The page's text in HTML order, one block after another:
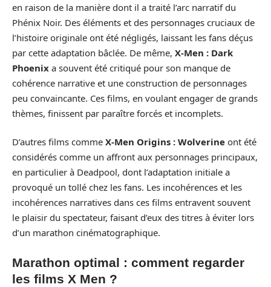
en raison de la manière dont il a traité l’arc narratif du
Phénix Noir. Des éléments et des personnages cruciaux de
l’histoire originale ont été négligés, laissant les fans déçus
par cette adaptation bâclée. De même, X-Men : Dark
Phoenix a souvent été critiqué pour son manque de
cohérence narrative et une construction de personnages
peu convaincante. Ces films, en voulant engager de grands
thèmes, finissent par paraître forcés et incomplets.
D’autres films comme X-Men Origins : Wolverine ont été
considérés comme un affront aux personnages principaux,
en particulier à Deadpool, dont l’adaptation initiale a
provoqué un tollé chez les fans. Les incohérences et les
incohérences narratives dans ces films entravent souvent
le plaisir du spectateur, faisant d’eux des titres à éviter lors
d’un marathon cinématographique.
Marathon optimal : comment regarder
les films X Men ?